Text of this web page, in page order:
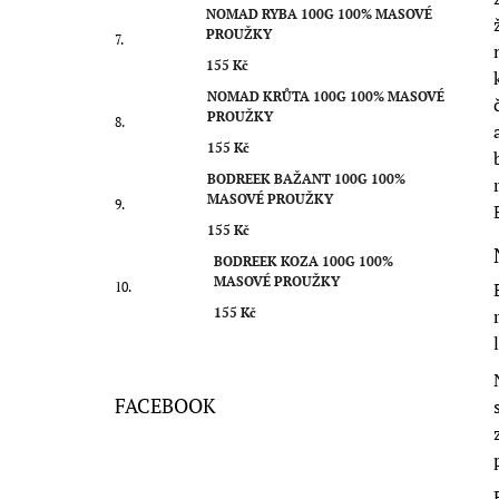
NOMAD RYBA 100G 100% MASOVÉ
PROUŽKY
155 Kč
NOMAD KRŮTA 100G 100% MASOVÉ
PROUŽKY
155 Kč
BODREEK BAŽANT 100G 100%
MASOVÉ PROUŽKY
155 Kč
BODREEK KOZA 100G 100%
MASOVÉ PROUŽKY
155 Kč
FACEBOOK